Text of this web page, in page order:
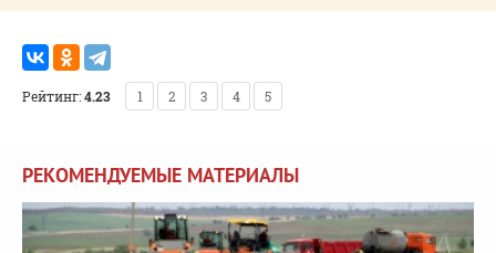
Рейтинг:4.23 1 2 3 4 5
РЕКОМЕНДУЕМЫЕ МАТЕРИАЛЫ